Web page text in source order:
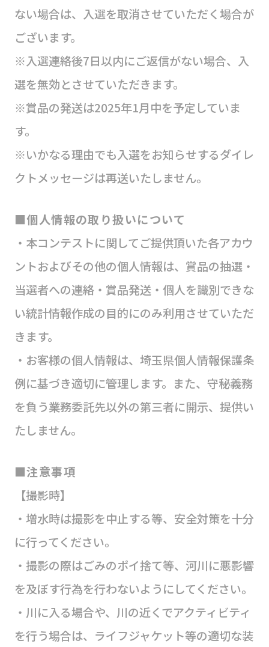
ない場合は、入選を取消させていただく場合が
ございます。
※入選連絡後7日以内にご返信がない場合、入
選を無効とさせていただきます。
※賞品の発送は2025年1月中を予定していま
す。
※いかなる理由でも入選をお知らせするダイレ
クトメッセージは再送いたしません。
■個人情報の取り扱いについて
・本コンテストに関してご提供頂いた各アカウ
ントおよびその他の個人情報は、賞品の抽選・
当選者への連絡・賞品発送・個人を識別できな
い統計情報作成の目的にのみ利用させていただ
きます。
・お客様の個人情報は、埼玉県個人情報保護条
例に基づき適切に管理します。また、守秘義務
を負う業務委託先以外の第三者に開示、提供い
たしません。
■注意事項
【撮影時】
・増水時は撮影を中止する等、安全対策を十分
に行ってください。
・撮影の際はごみのポイ捨て等、河川に悪影響
を及ぼす行為を行わないようにしてください。
・川に入る場合や、川の近くでアクティビティ
を行う場合は、ライフジャケット等の適切な装